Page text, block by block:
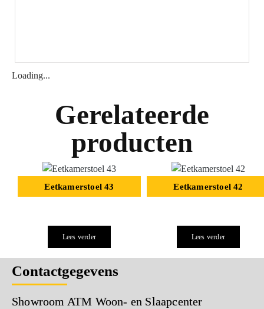
Loading...
Gerelateerde
producten
Eetkamerstoel 43
Lees verder
Eetkamerstoel 42
Lees verder
Contactgegevens
Showroom ATM Woon- en Slaapcenter